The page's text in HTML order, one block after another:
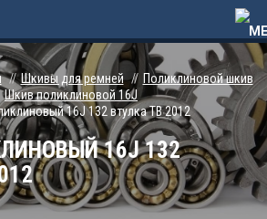
Шкивы для ремней
Поликлиновой шкив
Шкив поликлиновой 16J
16J 132 втулка ТВ 2012
16J 132